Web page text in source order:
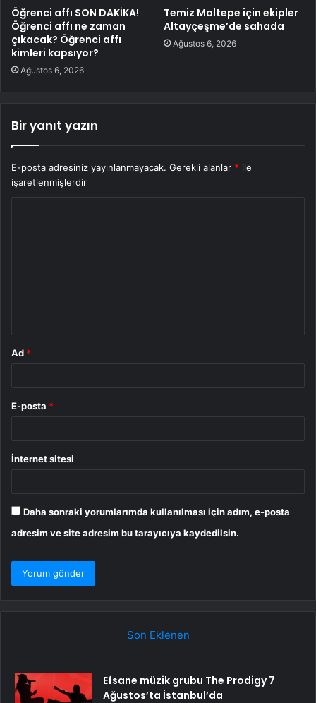
Öğrenci affı SON DAKİKA!
Öğrenci affı ne zaman
çıkacak? Öğrenci affı
kimleri kapsıyor?
Ağustos 6, 2026
Temiz Maltepe için ekipler
Altayçeşme’de sahada
Ağustos 6, 2026
Bir yanıt yazın
E-posta adresiniz yayınlanmayacak. Gerekli alanlar * ile
işaretlenmişlerdir
Ad *
E-posta *
İnternet sitesi
Daha sonraki yorumlarımda kullanılması için adım, e-posta
adresim ve site adresim bu tarayıcıya kaydedilsin.
Son Eklenen
Efsane müzik grubu The Prodigy 7
Ağustos’ta İstanbul’da